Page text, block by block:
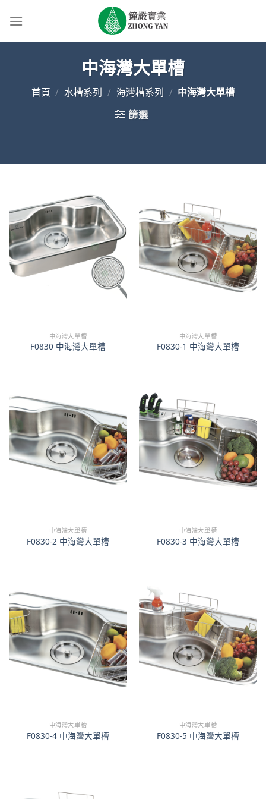
中海灣大單槽
首頁 / 水槽系列 / 海灣槽系列 / 中海灣大單槽
篩選
中海灣大單槽
F0830 中海灣大單槽
中海灣大單槽
F0830-1 中海灣大單槽
中海灣大單槽
F0830-2 中海灣大單槽
中海灣大單槽
F0830-3 中海灣大單槽
中海灣大單槽
F0830-4 中海灣大單槽
中海灣大單槽
F0830-5 中海灣大單槽